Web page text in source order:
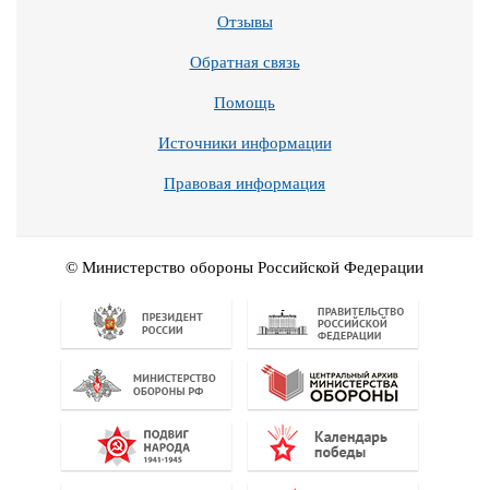
Отзывы
Обратная связь
Помощь
Источники информации
Правовая информация
© Министерство обороны Российской Федерации